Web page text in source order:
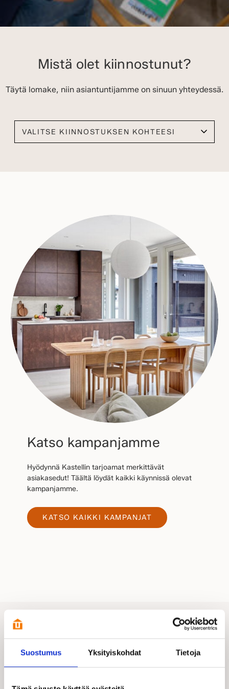
Suostumus Yksityiskohdat Tietoja
Mistä olet kiinnostunut?
Täytä lomake, niin asiantuntijamme on sinuun yhteydessä.
Valitse kiinnostuksen kohteesi
Katso kampanjamme
Hyödynnä Kastellin tarjoamat merkittävät
asiakasedut! Täältä löydät kaikki käynnissä olevat
kampanjamme.
KATSO KAIKKI KAMPANJAT
Inspiraatiota elämäsi